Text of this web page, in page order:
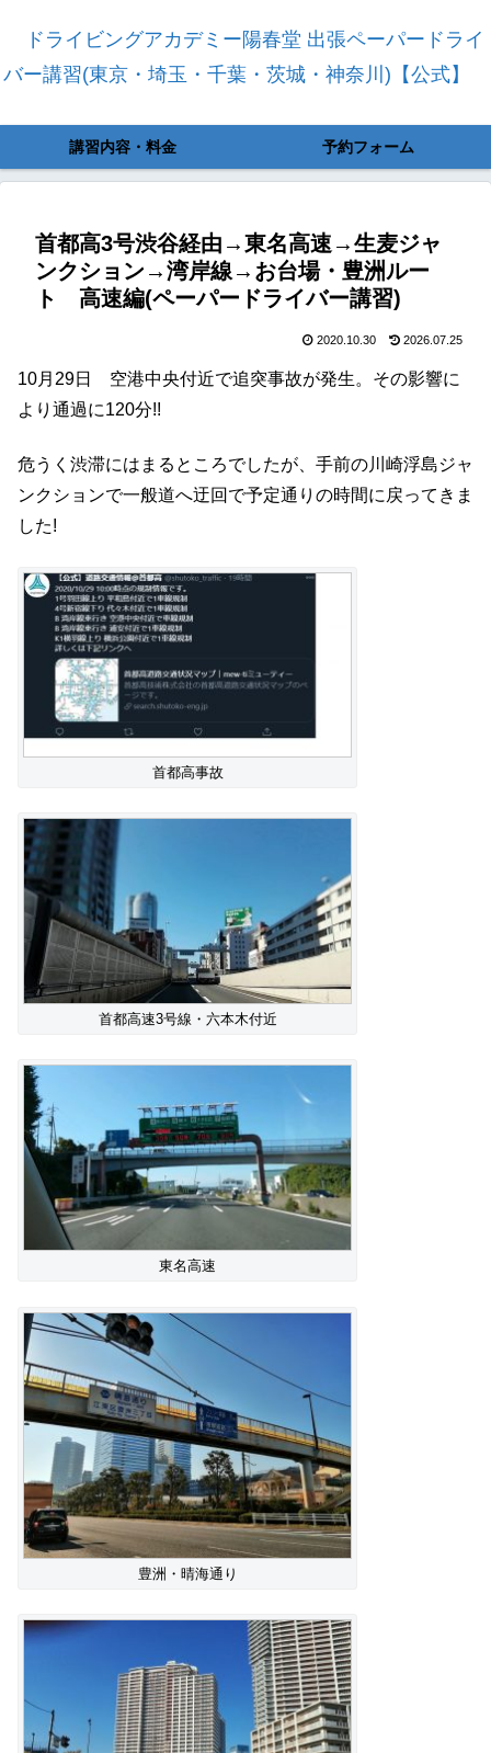
ドライビングアカデミー陽春堂 出張ペーパードライ
バー講習(東京・埼玉・千葉・茨城・神奈川)【公式】
講習内容・料金 予約フォーム
首都高3号渋谷経由→東名高速→生麦ジャ
ンクション→湾岸線→お台場・豊洲ルー
ト 高速編(ペーパードライバー講習)
2020.10.30 2026.07.25
10月29日 空港中央付近で追突事故が発生。その影響に
より通過に120分!!
危うく渋滞にはまるところでしたが、手前の川崎浮島ジャ
ンクションで一般道へ迂回で予定通りの時間に戻ってきま
した!
首都高事故
首都高速3号線・六本木付近
東名高速
豊洲・晴海通り